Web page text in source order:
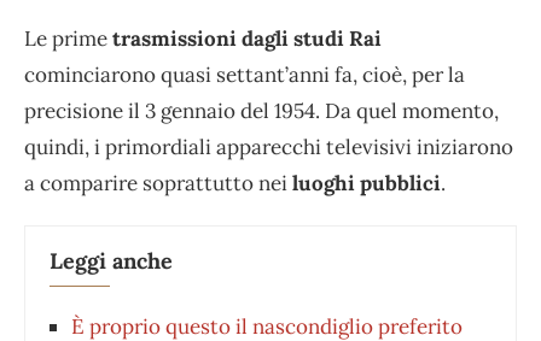
Le primetrasmissioni dagli studi Rai
cominciarono quasi settant’anni fa, cioè, per la
precisione il 3 gennaio del 1954. Da quel momento,
quindi, i primordiali apparecchi televisivi iniziarono
a comparire soprattutto neiluoghi pubblici.
Leggi anche
È proprio questo il nascondiglio preferito